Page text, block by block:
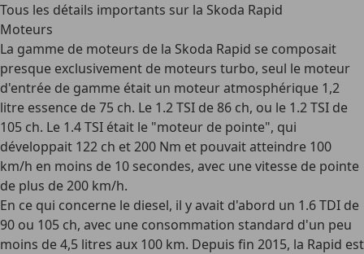
Tous les détails importants sur la Skoda Rapid
Moteurs
La gamme de moteurs de la Skoda Rapid se composait
presque exclusivement de moteurs turbo, seul le moteur
d'entrée de gamme était un moteur atmosphérique 1,2
litre essence de 75 ch. Le 1.2 TSI de 86 ch, ou le 1.2 TSI de
105 ch. Le 1.4 TSI était le "moteur de pointe", qui
développait 122 ch et 200 Nm et pouvait atteindre 100
km/h en moins de 10 secondes, avec une vitesse de pointe
de plus de 200 km/h.
En ce qui concerne le diesel, il y avait d'abord un 1.6 TDI de
90 ou 105 ch, avec une consommation standard d'un peu
moins de 4,5 litres aux 100 km. Depuis fin 2015, la Rapid est